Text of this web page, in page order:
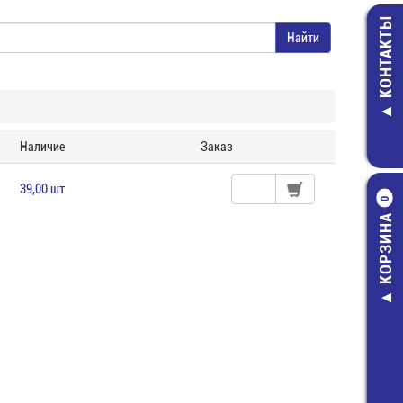
КОНТАКТЫ
КОРЗИНА
0
Наличие Заказ
39,00 шт